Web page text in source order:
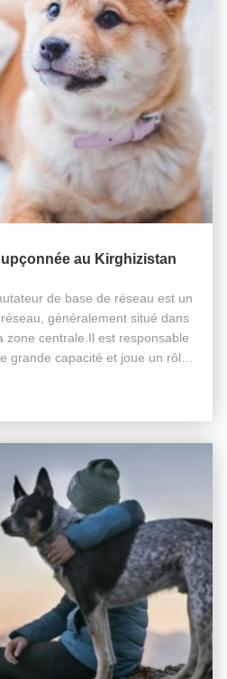
au Kirghizistan
de base de réseau est un
généralement situé dans
zone centrale.Il est responsable
grande capacité et joue un rôle